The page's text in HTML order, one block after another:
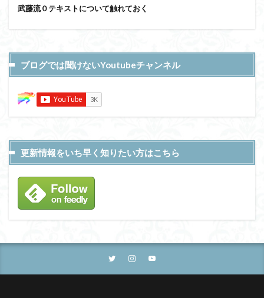
武藤流０テキストについて触れておく
ブログでは聞けないYoutubeチャンネル
更新情報をいち早く知りたい方はこちら